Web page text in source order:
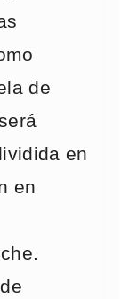
de
en
en